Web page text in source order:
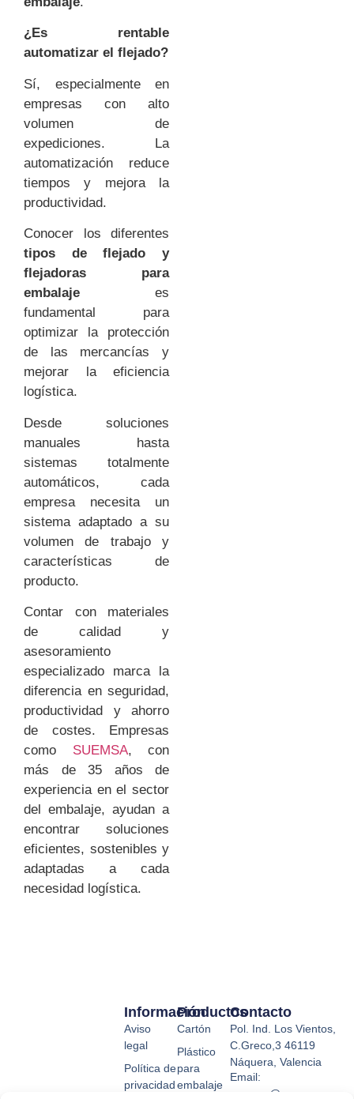
¿Es rentable
automatizar el flejado?
Sí, especialmente en
empresas con alto
volumen de
expediciones. La
automatización reduce
tiempos y mejora la
productividad.
Conocer los diferentes
tipos de flejado y
flejadoras para
embalaje es
fundamental para
optimizar la protección
de las mercancías y
mejorar la eficiencia
logística.
Desde soluciones
manuales hasta
sistemas totalmente
automáticos, cada
empresa necesita un
sistema adaptado a su
volumen de trabajo y
características de
producto.
Contar con materiales
de calidad y
asesoramiento
especializado marca la
diferencia en seguridad,
productividad y ahorro
de costes. Empresas
como SUEMSA, con
más de 35 años de
experiencia en el sector
del embalaje, ayudan a
encontrar soluciones
eficientes, sostenibles y
adaptadas a cada
necesidad logística.
Productos
Cartón
Plástico
para
embalaje
Información
Aviso
legal
Política de
privacidad
Contacto
Pol. Ind. Los Vientos,
C.Greco,3 46119
Náquera, Valencia
Email:
suemsa@suemsa.com